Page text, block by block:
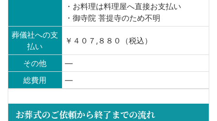
・お料理は料理屋へ直接お支払い
・御寺院 菩提寺のため不明
葬儀社への支
払い
￥４０７,８８０（税込）
その他
—
総費用
—
お葬式のご依頼から終了までの流れ